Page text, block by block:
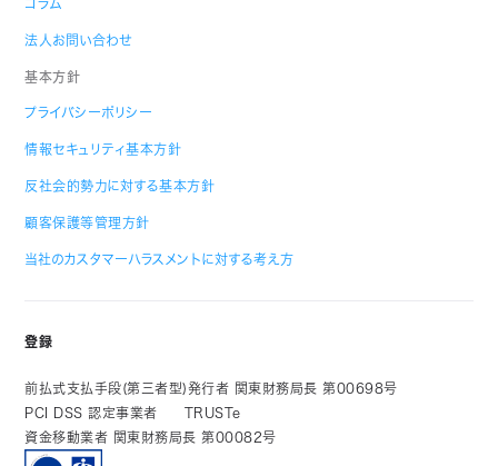
コラム
法人お問い合わせ
基本方針
プライバシーポリシー
情報セキュリティ基本方針
反社会的勢力に対する基本方針
顧客保護等管理方針
当社のカスタマーハラスメントに対する考え方
登録
前払式支払手段(第三者型)発行者 関東財務局長 第00698号
PCI DSS 認定事業者
TRUSTe
資金移動業者 関東財務局長 第00082号